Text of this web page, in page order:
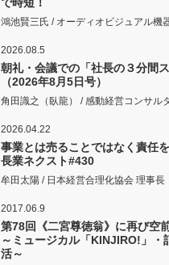
鴻池賢三氏 / オーディオビジュアル
2026.08.5
朝礼・会議での「社長の３分間
（2026年8月5日号）
角田識之（臥龍） / 感動経営コンサル
2026.04.22
事業とは売ることではなく責任
長業ネクスト#430
牟田太陽 / 日本経営合理化協会 理事長
2017.06.9
第78回《二宮尊徳翁》に再び空
～ミュージカル「KINJIRO!」・
活～